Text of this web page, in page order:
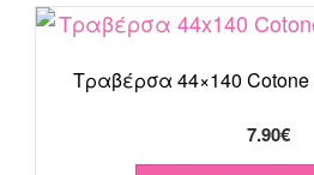
Τραβέρσα 44×140
7.90€